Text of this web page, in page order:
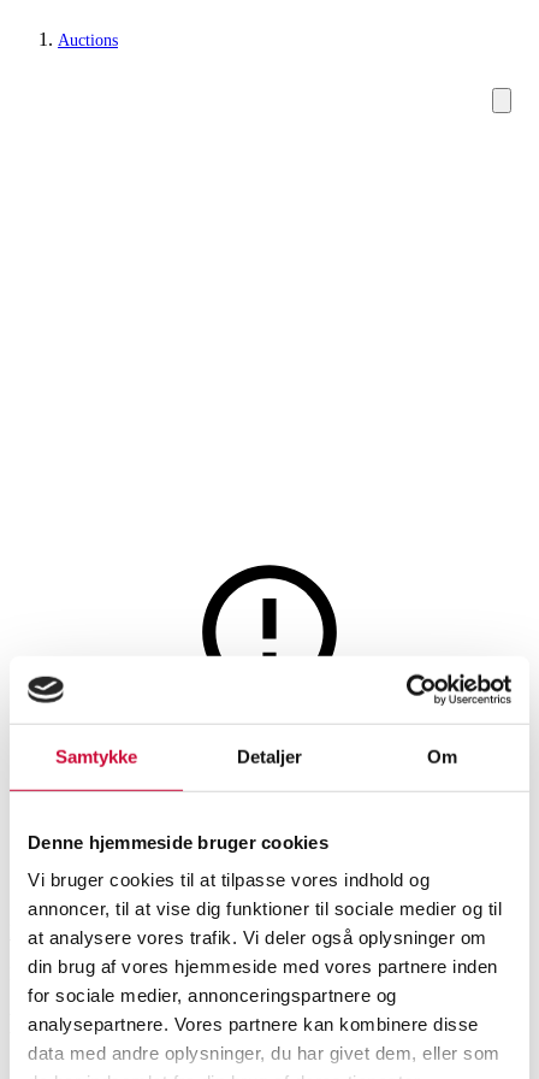
Samtykke Detaljer Om
Denne hjemmeside bruger cookies
Vi bruger cookies til at tilpasse vores indhold og
annoncer, til at vise dig funktioner til sociale medier og til
at analysere vores trafik. Vi deler også oplysninger om
din brug af vores hjemmeside med vores partnere inden
for sociale medier, annonceringspartnere og
analysepartnere. Vores partnere kan kombinere disse
data med andre oplysninger, du har givet dem, eller som
Auctions
Dining tables, dining room furniture
This auction is resold
Cinas. Dining table - Bamboo
Roskilde DKK 3,0006531470
Brand new itemVAT lot
Description